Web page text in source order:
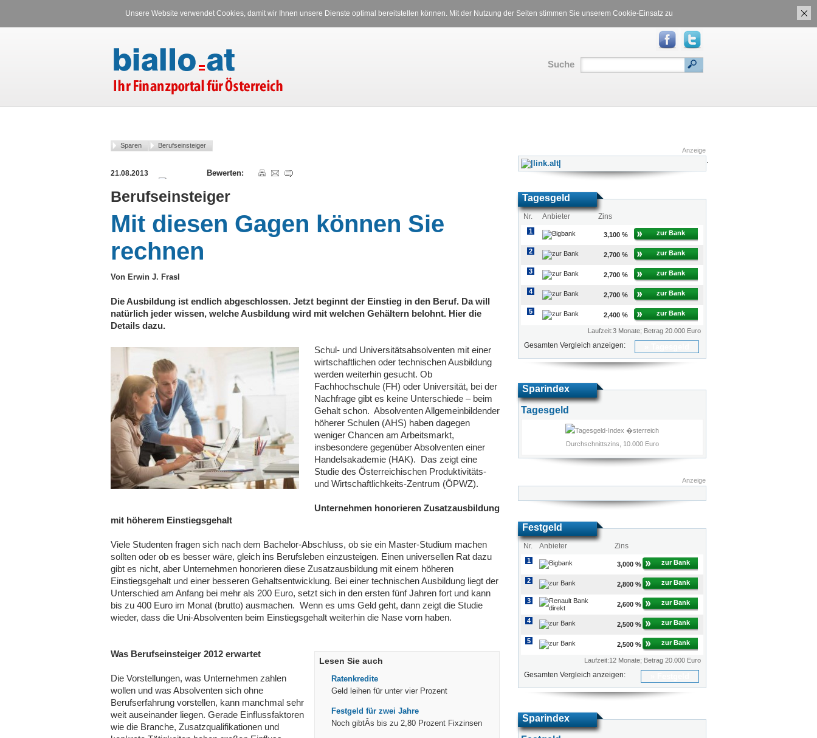
Unsere Website verwendet Cookies, damit wir Ihnen unsere Dienste optimal bereitstellen können. Mit der Nutzung der Seiten stimmen Sie unserem Cookie-Einsatz zu
Suche
Sparen Berufseinsteiger
21.08.2013
Berufseinsteiger
Mit diesen Gagen können Sie
rechnen
Von Erwin J. Frasl
Die Ausbildung ist endlich abgeschlossen. Jetzt beginnt der Einstieg in den Beruf. Da will
natürlich jeder wissen, welche Ausbildung wird mit welchen Gehältern belohnt. Hier die
Details dazu.
Schul- und Universitätsabsolventen mit einer
wirtschaftlichen oder technischen Ausbildung
werden weiterhin gesucht. Ob
Fachhochschule (FH) oder Universität, bei der
Nachfrage gibt es keine Unterschiede – beim
Gehalt schon. Absolventen Allgemeinbildender
höherer Schulen (AHS) haben dagegen
weniger Chancen am Arbeitsmarkt,
insbesondere gegenüber Absolventen einer
Handelsakademie (HAK). Das zeigt eine
Studie des Österreichischen Produktivitäts-
und Wirtschaftlichkeits-Zentrum (ÖPWZ).
Unternehmen honorieren Zusatzausbildung
mit höherem Einstiegsgehalt
Viele Studenten fragen sich nach dem Bachelor-Abschluss, ob sie ein Master-Studium machen
sollten oder ob es besser wäre, gleich ins Berufsleben einzusteigen. Einen universellen Rat dazu
gibt es nicht, aber Unternehmen honorieren diese Zusatzausbildung mit einem höheren
Einstiegsgehalt und einer besseren Gehaltsentwicklung. Bei einer technischen Ausbildung liegt der
Unterschied am Anfang bei mehr als 200 Euro, setzt sich in den ersten fünf Jahren fort und kann
bis zu 400 Euro im Monat (brutto) ausmachen. Wenn es ums Geld geht, dann zeigt die Studie
wieder, dass die Uni-Absolventen beim Einstiegsgehalt weiterhin die Nase vorn haben.
Lesen Sie auch
Ratenkredite
Geld leihen für unter vier Prozent
Festgeld für zwei Jahre
Noch gibtÂs bis zu 2,80 Prozent Fixzinsen
Was Berufseinsteiger 2012 erwartet
Die Vorstellungen, was Unternehmen zahlen
wollen und was Absolventen sich ohne
Berufserfahrung vorstellen, kann manchmal sehr
weit auseinander liegen. Gerade Einflussfaktoren
wie die Branche, Zusatzqualifikationen und
Anzeige
Tagesgeld
Nr. Anbieter Zins
1 3,100 % zur Bank
2 2,700 % zur Bank
3 2,700 % zur Bank
4 2,700 % zur Bank
5 2,400 % zur Bank
Laufzeit:3 Monate; Betrag 20.000 Euro
Gesamten Vergleich anzeigen:
Sparindex
Tagesgeld
Durchschnittszins, 10.000 Euro
Anzeige
Festgeld
Nr. Anbieter Zins
1 3,000 % zur Bank
2 2,800 % zur Bank
3 2,600 % zur Bank
4 2,500 % zur Bank
5 2,500 % zur Bank
Laufzeit:12 Monate; Betrag 20.000 Euro
Gesamten Vergleich anzeigen:
Sparindex
.